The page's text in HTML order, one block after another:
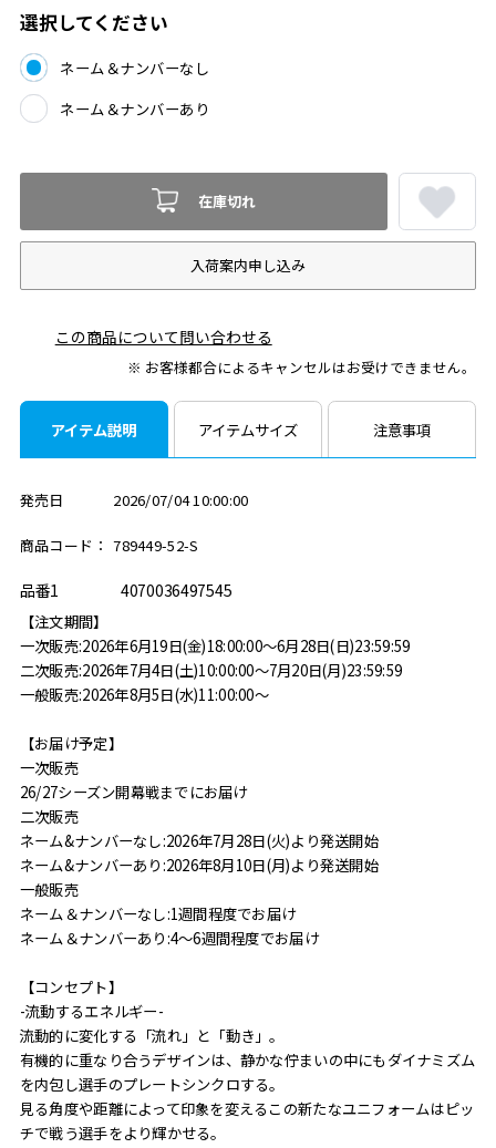
選択してください
ネーム＆ナンバーなし
ネーム＆ナンバーあり
在庫切れ
入荷案内申し込み
※ お客様都合によるキャンセルはお受けできません。
アイテム説明 アイテムサイズ 注意事項
発売日 2026/07/04 10:00:00
商品コード： 789449-52-S
品番1
4070036497545
【注文期間】
一次販売:2026年6月19日(金)18:00:00～6月28日(日)23:59:59
二次販売:2026年7月4日(土)10:00:00～7月20日(月)23:59:59
一般販売:2026年8月5日(水)11:00:00～
【お届け予定】
一次販売
26/27シーズン開幕戦までにお届け
二次販売
ネーム&ナンバーなし:2026年7月28日(火)より発送開始
ネーム&ナンバーあり:2026年8月10日(月)より発送開始
一般販売
ネーム＆ナンバーなし:1週間程度でお届け
ネーム＆ナンバーあり:4～6週間程度でお届け
【コンセプト】
-流動するエネルギー-
流動的に変化する「流れ」と「動き」。
有機的に重なり合うデザインは、静かな佇まいの中にもダイナミズム
を内包し選手のプレートシンクロする。
見る角度や距離によって印象を変えるこの新たなユニフォームはピッ
チで戦う選手をより輝かせる。
この商品について問い合わせる